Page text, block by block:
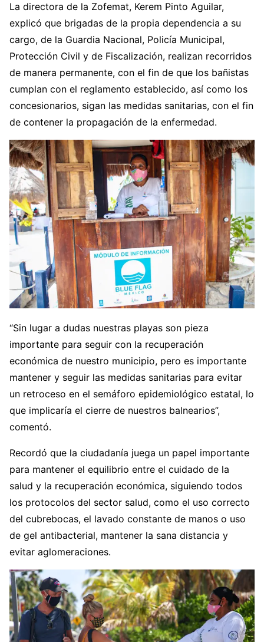
La directora de la Zofemat, Kerem Pinto Aguilar,
explicó que brigadas de la propia dependencia a su
cargo, de la Guardia Nacional, Policía Municipal,
Protección Civil y de Fiscalización, realizan recorridos
de manera permanente, con el fin de que los bañistas
cumplan con el reglamento establecido, así como los
concesionarios, sigan las medidas sanitarias, con el fin
de contener la propagación de la enfermedad.
“Sin lugar a dudas nuestras playas son pieza
importante para seguir con la recuperación
económica de nuestro municipio, pero es importante
mantener y seguir las medidas sanitarias para evitar
un retroceso en el semáforo epidemiológico estatal, lo
que implicaría el cierre de nuestros balnearios”,
comentó.
Recordó que la ciudadanía juega un papel importante
para mantener el equilibrio entre el cuidado de la
salud y la recuperación económica, siguiendo todos
los protocolos del sector salud, como el uso correcto
del cubrebocas, el lavado constante de manos o uso
de gel antibacterial, mantener la sana distancia y
evitar aglomeraciones.